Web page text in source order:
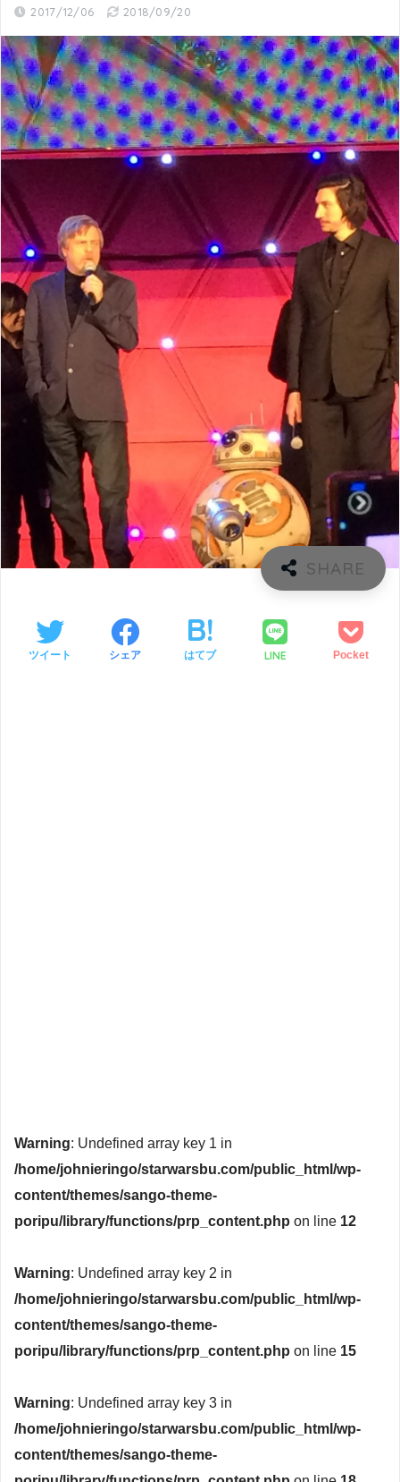
2017/12/06 2018/09/20
ツイート シェア はてブ LINE Pocket
Warning: Undefined array key 1 in
/home/johnieringo/starwarsbu.com/public_html/wp-
content/themes/sango-theme-
poripu/library/functions/prp_content.php on line 12
Warning: Undefined array key 2 in
/home/johnieringo/starwarsbu.com/public_html/wp-
content/themes/sango-theme-
poripu/library/functions/prp_content.php on line 15
Warning: Undefined array key 3 in
/home/johnieringo/starwarsbu.com/public_html/wp-
content/themes/sango-theme-